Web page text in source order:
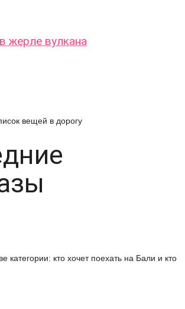
жерле вулкана
вещей в дорогу
категории: кто хочет поехать на Бали и кто